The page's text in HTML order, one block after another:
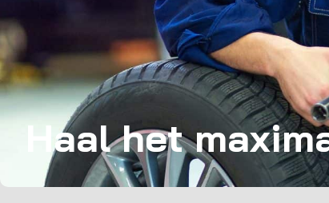
Haal het